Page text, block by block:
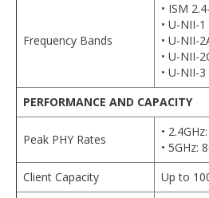
Frequency Bands
• ISM
• U-NII-
• U-NII-
• U-NII-
• U-NII-
PERFORMANCE AND CAPACITY
Peak PHY Rates
•
• 5GHz:
Client Capacity
Up to